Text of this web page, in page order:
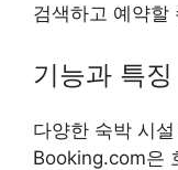
검색하고 예약할
기능과 특징
다양한 숙박 시
Booking.com은